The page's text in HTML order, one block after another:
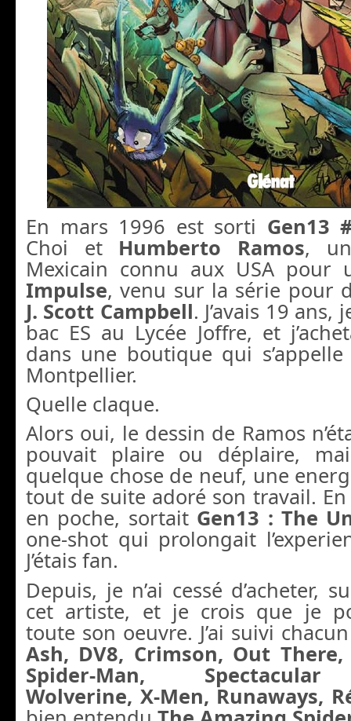
En mars 1996 est sorti Gen13
Choi et Humberto Ramos,
Mexicain connu aux USA pour
Impulse, venu sur la série pour
J. Scott Campbell. J’avais 19
bac ES au Lycée Joffre, et
dans une boutique qui s’appelle
Montpellier.
Quelle claque.
Alors oui, le dessin de Ramos
pouvait plaire ou déplaire,
quelque chose de neuf, une
tout de suite adoré son travail.
en poche, sortait Gen13 : The
one-shot qui prolongait
J’étais fan.
Depuis, je n’ai cessé d’acheter,
cet artiste, et je crois que je
toute son oeuvre. J’ai suivi
Ash, DV8, Crimson, Out
Spider-Man, Spectacular
Wolverine, X-Men, Runaways,